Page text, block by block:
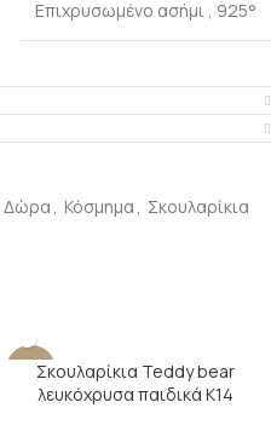
Επιχρυσωμένο ασήμι , 925°
Δώρα , Κόσμημα , Σκουλαρίκια
-30%Σκουλαρίκια Teddy bear
λευκόχρυσα παιδικά Κ14